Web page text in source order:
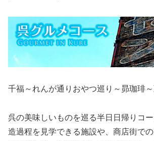
千福～れんが通りおやつ巡り～昴珈琲
呉の美味しいものを巡る半日日帰りコ
造過程を見学できる施設や、商店街で